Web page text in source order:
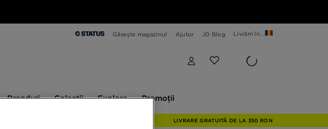
Găsește magazinul Ajutor JD Blog Livrăm în...
Branduri Colecții Explore Promoții
LIVRARE GRATUITĂ DE LA 350 RON